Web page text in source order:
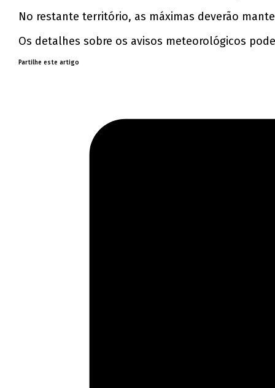
No restante território, as máximas deverão
Os detalhes sobre os avisos meteorológicos
Partilhe este artigo